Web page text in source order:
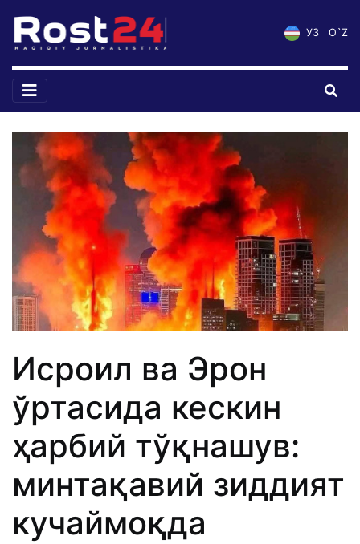
УЗ O`Z
Исроил ва Эрон
ўртасида кескин
ҳарбий тўқнашув:
минтақавий зиддият
кучаймоқда